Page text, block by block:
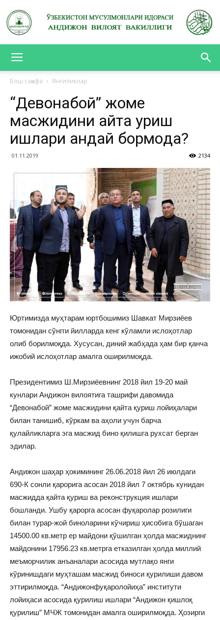
ВИЛОЯТ
ВАКИЛЛИГИ
Бош саҳифа Янгиликлар
“Девонабой” жоме
масжидини қайта қуриш
ишлари қандай бормоқда?
01.11.2019 2134
Юртимизда муҳтарам юртбошимиз Шавкат Мирзиёев
томонидан сўнгги йилларда кенг кўламли ислоҳотлар
олиб борилмоқда. Хусусан, диний жабҳада ҳам бир қанча
ижобий ислоҳотлар амалга оширилмоқда.
Президентимиз Ш.Мирзиёевнинг 2018 йил 19-20 май
кунлари Андижон вилоятига ташрифи давомида
“Девонабой” жоме масжидини қайта қуриш лойиҳалари
билан танишиб, кўркам ва аҳоли учун барча
қулайликларга эга масжид бино қилишга рухсат берган
эдилар.
Андижон шаҳар ҳокимининг 26.06.2018 йил 26 июлдаги
690-К сонли қарорига асосан 2018 йил 7 октябрь кунидан
масжидда қайта қуриш ва реконструкция ишлари
бошланди. Ушбу қарорга асосан фуқаролар розилиги
билан турар-жой биноларини кўчириш ҳисобига бўшаган
14500.00 кв.метр ер майдони қўшилган ҳолда масжиднинг
майдонини 17956.23 кв.метрга етказилган ҳолда миллий
меъморчилик анъаналари асосида мутлақо янги
кўринишдаги муҳташам масжид биноси қурилиши давом
эттирилмоқда. “Андижонфуқаролойиҳа” институти
лойиҳаси асосида қурилиш ишлари “Андижон қишлоқ
қурилиш” МЧЖ томонидан амалга оширилмоқда. Ҳозирги